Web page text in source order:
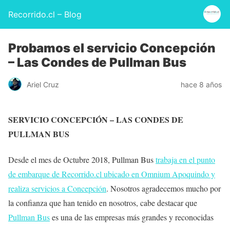
Recorrido.cl – Blog
Probamos el servicio Concepción
– Las Condes de Pullman Bus
Ariel Cruz hace 8 años
SERVICIO CONCEPCIÓN – LAS CONDES DE
PULLMAN BUS
Desde el mes de Octubre 2018, Pullman Bustrabaja en el punto
de embarque de Recorrido.cl ubicado en Omnium Apoquindo y
realiza servicios a Concepción. Nosotros agradecemos mucho por
la confianza que han tenido en nosotros, cabe destacar que
Pullman Buses una de las empresas más grandes y reconocidas